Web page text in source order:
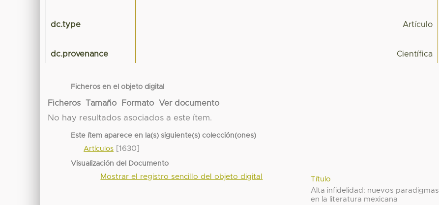
dc.type Artículo
dc.provenance Científica
Ficheros en el objeto digital
Ficheros Tamaño Formato
Ver documento
No hay resultados asociados a este ítem.
Este ítem aparece en la(s) siguiente(s) colección(ones)
Artículos [1630]
Visualización del Documento
Título
Alta infidelidad: nuevos paradigmas
en la literatura mexicana
Mostrar el registro sencillo del objeto digital